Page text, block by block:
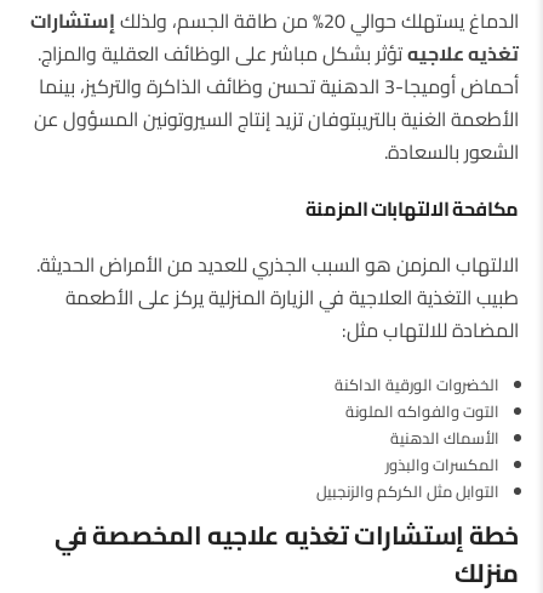
الدماغ يستهلك حوالي 20% من طاقة الجسم، ولذلك
إستشارات
تغذيه علاجيهتؤثر بشكل مباشر على الوظائف العقلية والمزاج.
أحماض أوميجا-3 الدهنية تحسن وظائف الذاكرة والتركيز، بينما
الأطعمة الغنية بالتريبتوفان تزيد إنتاج السيروتونين المسؤول عن
الشعور بالسعادة.
مكافحة الالتهابات المزمنة
الالتهاب المزمن هو السبب الجذري للعديد من الأمراض الحديثة.
طبيب التغذية العلاجية في الزيارة المنزلية يركز على الأطعمة
المضادة للالتهاب مثل:
الخضروات الورقية الداكنة
التوت والفواكه الملونة
الأسماك الدهنية
المكسرات والبذور
التوابل مثل الكركم والزنجبيل
خطة إستشارات تغذيه علاجيه المخصصة في
منزلك